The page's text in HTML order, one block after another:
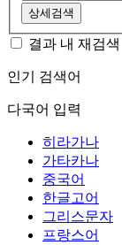
상세검색
결과 내 재검색
인기 검색어
다국어 입력
히라가나
가타카나
중국어
한글고어
그리스문자
프랑스어